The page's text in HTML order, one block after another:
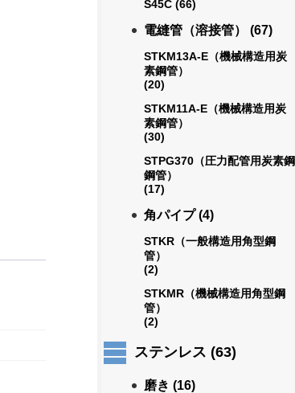
S45C (66)
電縫管（溶接管） (67)
STKM13A-E（機械構造用炭
素鋼管）
(20)
STKM11A-E（機械構造用炭
素鋼管）
(30)
STPG370（圧力配管用炭素鋼
鋼管）
(17)
角パイプ (4)
STKR（一般構造用角型鋼
管）
(2)
STKMR（機械構造用角型鋼
管）
(2)
ステンレス (63)
磨き (16)